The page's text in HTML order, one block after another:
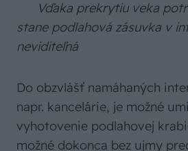
Vďaka prekrytiu veka
stane podlahová zásuvka v
neviditeľná
Do obzvlášť namáhaných
napr. kancelárie, je možné
vyhotovenie podlahovej
možné dokonca bez ujmy